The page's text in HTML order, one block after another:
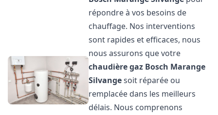
répondre à vos besoins de
chauffage. Nos interventions
sont rapides et efficaces, nous
nous assurons que votre
chaudière gaz Bosch Marange
Silvangesoit réparée ou
remplacée dans les meilleurs
délais. Nous comprenons